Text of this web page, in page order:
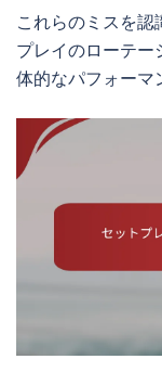
これらのミスを認
プレイのローテー
体的なパフォーマ